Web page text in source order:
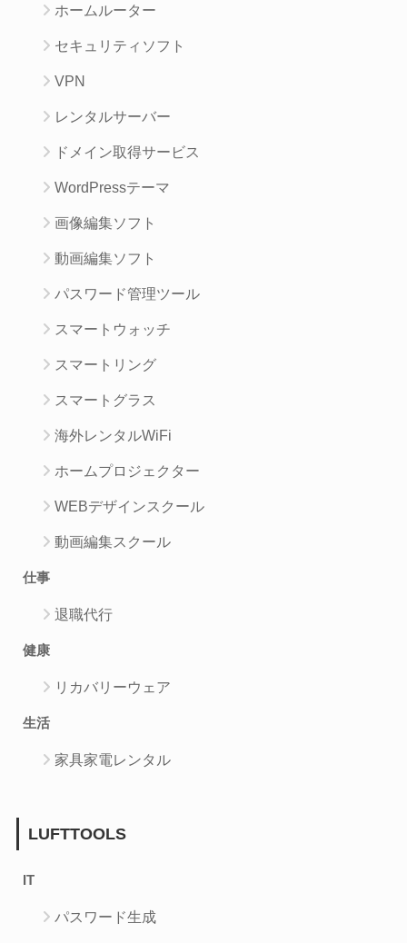
ホームルーター
セキュリティソフト
VPN
レンタルサーバー
ドメイン取得サービス
WordPressテーマ
画像編集ソフト
動画編集ソフト
パスワード管理ツール
スマートウォッチ
スマートリング
スマートグラス
海外レンタルWiFi
ホームプロジェクター
WEBデザインスクール
動画編集スクール
仕事
退職代行
健康
リカバリーウェア
生活
家具家電レンタル
LUFTTOOLS
IT
パスワード生成